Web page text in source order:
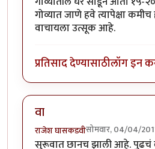
गोव्यात जाणे हवे त्यापेक्षा
वाचायला उत्सूक आहे.
प्रतिसाद देण्यासाठीलॉग इन
वा
राजेश घासकडवीसोमवार, 04/04/
सुरूवात छानच झाली आहे. पुढचं